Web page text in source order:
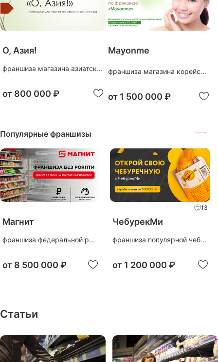
О, Азия!
франшиза магазина азиатск...
от 800 000 ₽
Mayonme
франшиза магазина корейс...
от 1 500 000 ₽
Популярные франшизы
Магнит
франшиза федеральной р...
от 8 500 000 ₽
13
ЧебурекМи
франшиза популярной чеб...
от 1 200 000 ₽
Статьи